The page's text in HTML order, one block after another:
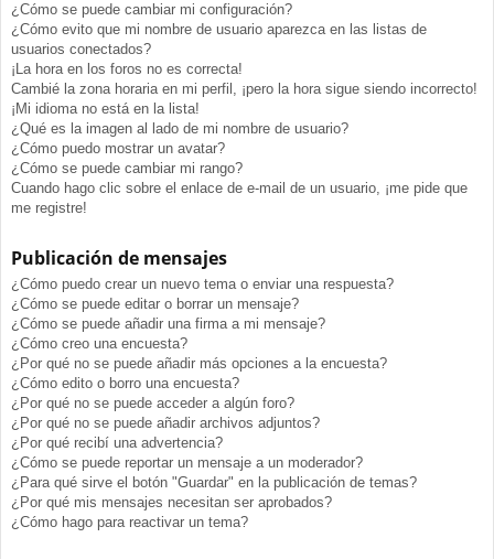
¿Cómo se puede cambiar mi configuración?
¿Cómo evito que mi nombre de usuario aparezca en las listas de
usuarios conectados?
¡La hora en los foros no es correcta!
Cambié la zona horaria en mi perfil, ¡pero la hora sigue siendo incorrecto!
¡Mi idioma no está en la lista!
¿Qué es la imagen al lado de mi nombre de usuario?
¿Cómo puedo mostrar un avatar?
¿Cómo se puede cambiar mi rango?
Cuando hago clic sobre el enlace de e-mail de un usuario, ¡me pide que
me registre!
Publicación de mensajes
¿Cómo puedo crear un nuevo tema o enviar una respuesta?
¿Cómo se puede editar o borrar un mensaje?
¿Cómo se puede añadir una firma a mi mensaje?
¿Cómo creo una encuesta?
¿Por qué no se puede añadir más opciones a la encuesta?
¿Cómo edito o borro una encuesta?
¿Por qué no se puede acceder a algún foro?
¿Por qué no se puede añadir archivos adjuntos?
¿Por qué recibí una advertencia?
¿Cómo se puede reportar un mensaje a un moderador?
¿Para qué sirve el botón "Guardar" en la publicación de temas?
¿Por qué mis mensajes necesitan ser aprobados?
¿Cómo hago para reactivar un tema?